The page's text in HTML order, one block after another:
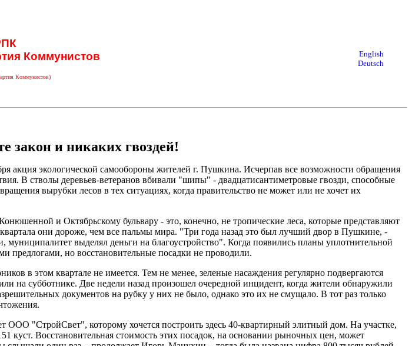
Коммунистов
Коммунистов)
English
Deutsch
закон и никаких гвоздей!
акция экологической самообороны жителей г. Пушкина. Исчерпав все возможности обращения
В стволы деревьев-ветеранов вбивали "шипы" - двадцатисантиметровые гвозди, способные
вырубки лесов в тех ситуациях, когда правительство не может или не хочет их
и Октябрьскому бульвару - это, конечно, не тропические леса, которые представляют
они дороже, чем все пальмы мира. "Три года назад это был лучший двор в Пушкине, -
выделял деньги на благоустройство". Когда появились планы уплотнительной
предлогами, но восстановительные посадки не проводили.
в этом квартале не имеется. Тем не менее, зеленые насаждения регулярно подвергаются
на субботнике. Две недели назад произошел очередной инцидент, когда жители обнаружили
документов на рубку у них не было, однако это их не смущало. В тот раз только
ООО "СтройСвет", которому хочется построить здесь 40-квартирный элитный дом. На участке,
куст. Восстановительная стоимость этих посадок, на основании рыночных цен, может